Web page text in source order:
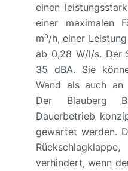
einen
einer maximalen
m³/h, einer
ab 0,28 W/l/s. Der
35 dBA. Sie
Wand als auch an
Der Blauberg
Dauerbetrieb
gewartet werden.
verhindert, wenn